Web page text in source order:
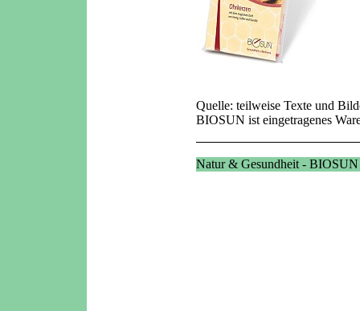
Quelle: teilweise Texte und
BIOSUN ist eingetragenes
Natur & Gesundheit -